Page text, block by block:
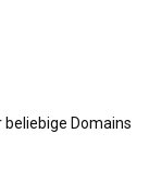
beliebige Domains